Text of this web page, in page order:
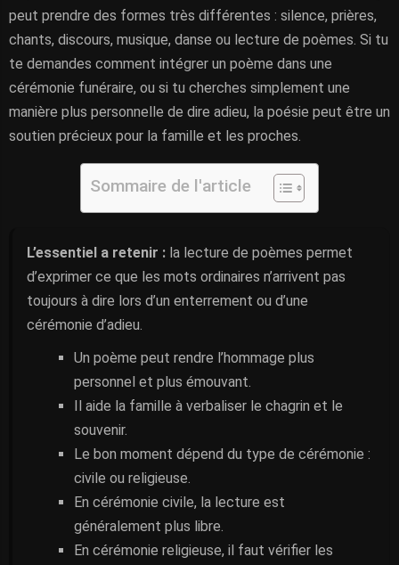
peut prendre des formes très différentes : silence, prières,
chants, discours, musique, danse ou lecture de poèmes. Si tu
te demandes comment intégrer un poème dans une
cérémonie funéraire, ou si tu cherches simplement une
manière plus personnelle de dire adieu, la poésie peut être un
soutien précieux pour la famille et les proches.
Sommaire de l'article
L’essentiel a retenir : la lecture de poèmes permet
d’exprimer ce que les mots ordinaires n’arrivent pas
toujours à dire lors d’un enterrement ou d’une
cérémonie d’adieu.
Un poème peut rendre l’hommage plus
personnel et plus émouvant.
Il aide la famille à verbaliser le chagrin et le
souvenir.
Le bon moment dépend du type de cérémonie :
civile ou religieuse.
En cérémonie civile, la lecture est
généralement plus libre.
En cérémonie religieuse, il faut vérifier les